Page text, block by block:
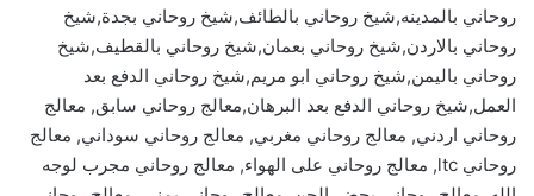
روحاني بالمدينه,شيخ روحاني بالطائف,شيخ روحاني بجدة,شيخ
روحاني بالاردن,شيخ روحاني بعمان,شيخ روحاني بالقطيف,شيخ
روحاني باليمن,شيخ روحاني ابو مريم,شيخ روحاني الدفع بعد
العمل,شيخ روحاني الدفع بعد البرهان,معالج روحاني سابق, معالج
روحاني اردني, معالج روحاني مغربي, معالج روحاني سوداني, معالج
روحاني ltc, معالج روحاني على الهواء, معالج روحاني مجرب لوجه